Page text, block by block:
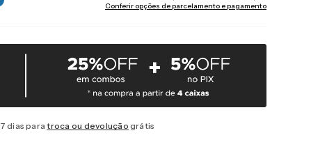
Conferir opções de parcelamento e pagamento
7 dias paratroca ou devolução grátis